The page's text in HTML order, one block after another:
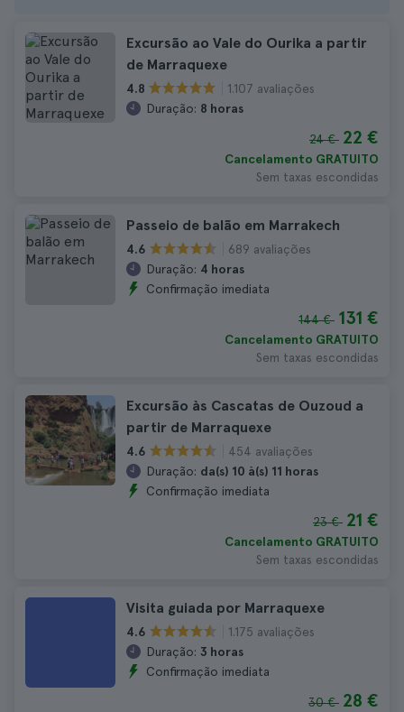
Excursão ao Vale do Ourika a partir
de Marraquexe
4.8
1.107 avaliações
Duração: 8 horas
24 € 22 €
Cancelamento GRATUITO
Sem taxas escondidas
Passeio de balão em Marrakech
4.6
689 avaliações
Duração: 4 horas
Confirmação imediata
144 € 131 €
Cancelamento GRATUITO
Sem taxas escondidas
Excursão às Cascatas de Ouzoud a
partir de Marraquexe
4.6
454 avaliações
Duração: da(s) 10 à(s) 11 horas
Confirmação imediata
23 € 21 €
Cancelamento GRATUITO
Sem taxas escondidas
Visita guiada por Marraquexe
4.6
1.175 avaliações
Duração: 3 horas
Confirmação imediata
30 € 28 €